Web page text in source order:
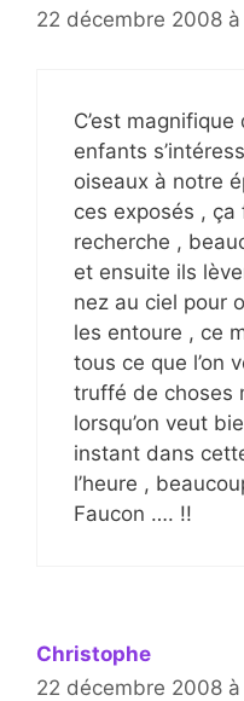
22 décembre 2008 à
C’est
enfants
oiseaux à notre
ces exposés ,
recherche ,
et ensuite ils
nez au ciel pour
les entoure , ce
tous ce que l’on
truffé de choses
lorsqu’on veut
instant dans
l’heure ,
Faucon …. !!
Christophe
22 décembre 2008